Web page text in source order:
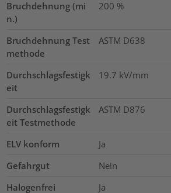
Bruchdehnung (mi
n.)
200 %
Bruchdehnung Test
methode
ASTM D638
Durchschlagsfestigk
eit
19.7 kV/mm
Durchschlagsfestigk
eit Testmethode
ASTM D876
ELV konform
Ja
Gefahrgut
Nein
Halogenfrei
Ja